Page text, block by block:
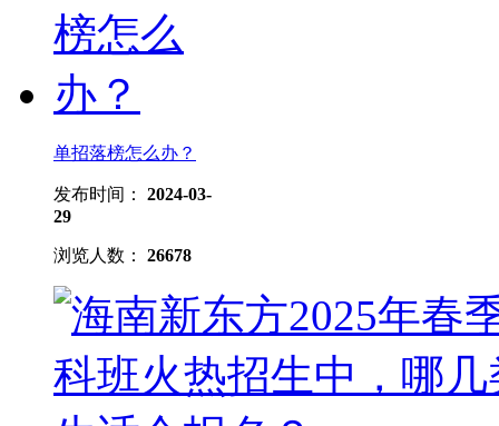
单招落榜怎么办？
发布时间： 2024-03-
29
浏览人数： 26678